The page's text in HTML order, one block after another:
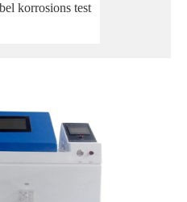
korrosions test